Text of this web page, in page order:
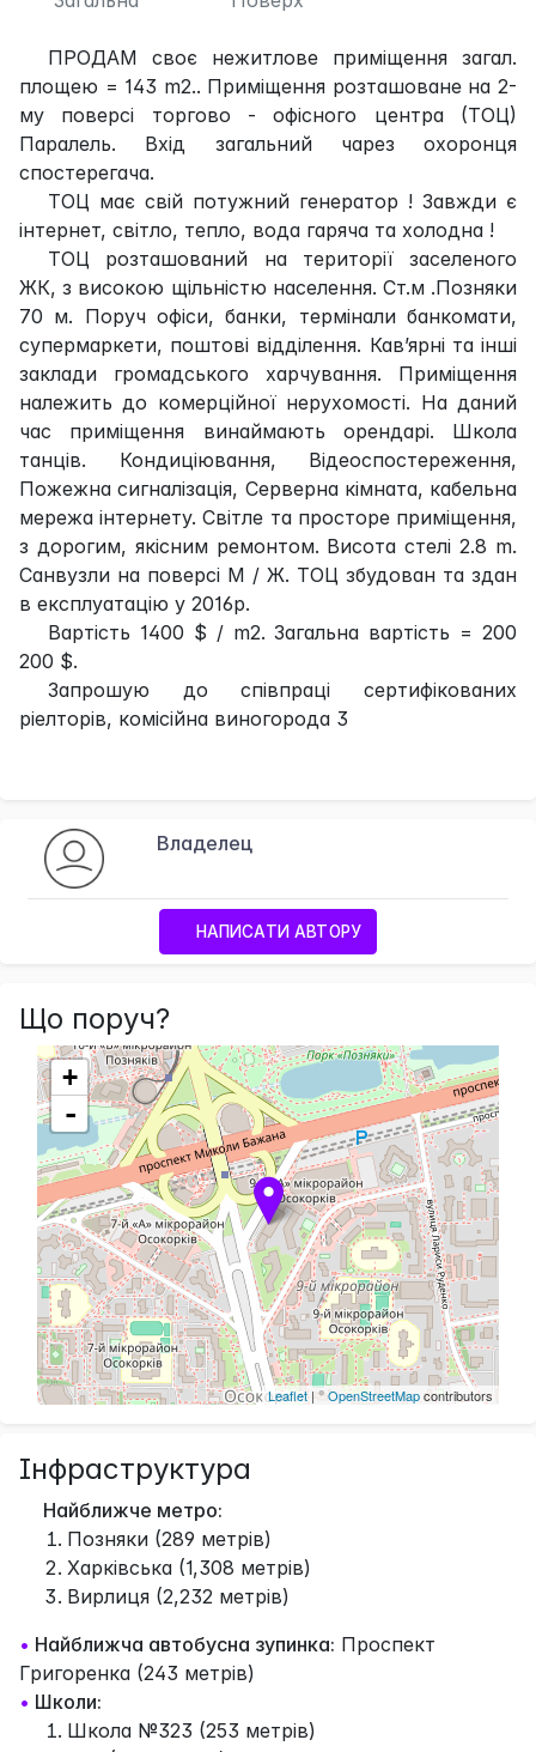
ПРОДАМ своє нежитлове приміщення загал.
площею = 143 m2.. Приміщення розташоване на 2-
му поверсі торгово - офісного центра (ТОЦ)
Паралель. Вхід загальний чарез охоронця
спостерегача.
ТОЦ має свій потужний генератор ! Завжди є
інтернет, світло, тепло, вода гаряча та холодна !
ТОЦ розташований на території заселеного
ЖК, з високою щільністю населення. Ст.м .Позняки
70 м. Поруч офіси, банки, термінали банкомати,
супермаркети, поштові відділення. Кав’ярні та інші
заклади громадського харчування. Приміщення
належить до комерційної нерухомості. На даний
час приміщення винаймають орендарі. Школа
танців. Кондиціювання, Відеоспостереження,
Пожежна сигналізація, Серверна кімната, кабельна
мережа інтернету. Світле та просторе приміщення,
з дорогим, якісним ремонтом. Висота стелі 2.8 m.
Санвузли на поверсі М / Ж. ТОЦ збудован та здан
в експлуатацію у 2016р.
Вартість 1400 $ / m2. Загальна вартість = 200
200 $.
Запрошую до співпраці сертифікованих
ріелторів, комісійна виногорода 3
Владелец
НАПИСАТИ АВТОРУ
Що поруч?
+
-
Leaflet| ©OpenStreetMapcontributors
Інфраструктура
Найближче метро:
Позняки (289 метрів)
Харківська (1,308 метрів)
Вирлиця (2,232 метрів)
• Найближча автобусна зупинка: Проспект
Григоренка (243 метрів)
• Школи:
Школа №323 (253 метрів)